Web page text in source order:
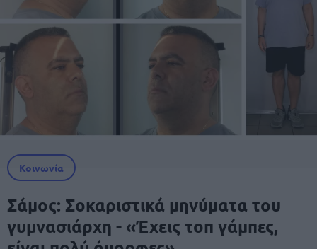
Κοινωνία
Σάμος: Σοκαριστικά μηνύματα του
γυμνασιάρχη - «Έχεις τοπ γάμπες,